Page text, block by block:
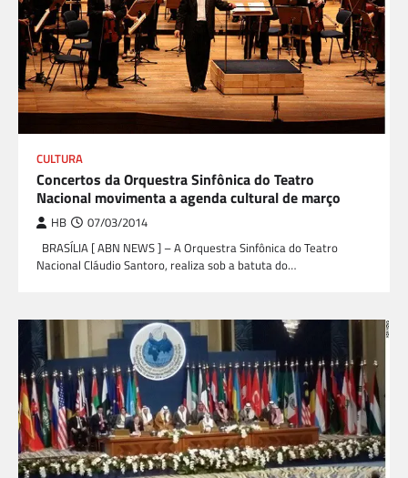
CULTURA
Concertos da Orquestra Sinfônica do Teatro
Nacional movimenta a agenda cultural de março
HB 07/03/2014
BRASÍLIA [ ABN NEWS ] – A Orquestra Sinfônica do Teatro
Nacional Cláudio Santoro, realiza sob a batuta do…